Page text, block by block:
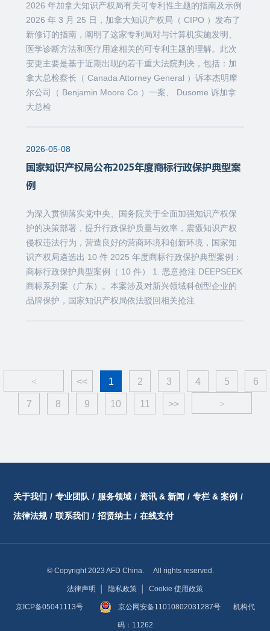
2026 年加拿大知识产权局有关可专利性主题的指南及示例
2026 年 3 月 25 日，加拿大知识产权局（ CIPO ）发布了
新修订的指南，阐明了这家专利局对与计算机实施发明、
医学诊断方法和医疗用途相关的可专利主题的理解。此次
变更主要是基于近期出现的若干重大法院判决，包括：加
拿大总检察长（ Canada Attorney General ）诉本杰明摩
尔公司（ Benjamin Moore Co ）一案、 Dusome 诉加拿
大总检
2026-05-08
国家知识产权局公布2025年度商标行政保护典型案
例
为深入贯彻落实党中央、国务院关于全面加强知识产权保
护的决策部署，提升行政保护质量与效率，震慑知识产权
侵权违法行为，营造良好的营商环境和创新环境，国家知
识产权局遴选出 10 件 2025 年度商标行政保护典型案例：
商标行政保护典型案例（ 10 件） 1. 恶意抢注 DEEPSEEK
商标系列案（广东）。本案涉及对新兴领域科创型企业的
品牌保护，国家知识产权局依法驳回相关抢注
< << 1 2 3 4 5 6
7 8 9 10 11 >> >
关于我们 / 专业团队 / 服务领域 / 资讯 & 新闻 / 专栏 & 案例 /
法律法规 / 联系我们 / 招贤纳士 / 在线支付
© Copyright 2023 AFD China. All rights reserved.
法律声明 隐私政策 Cookie 使用政策
京ICP备05041113号 京公网安备11010802031287号机构代
码：11262